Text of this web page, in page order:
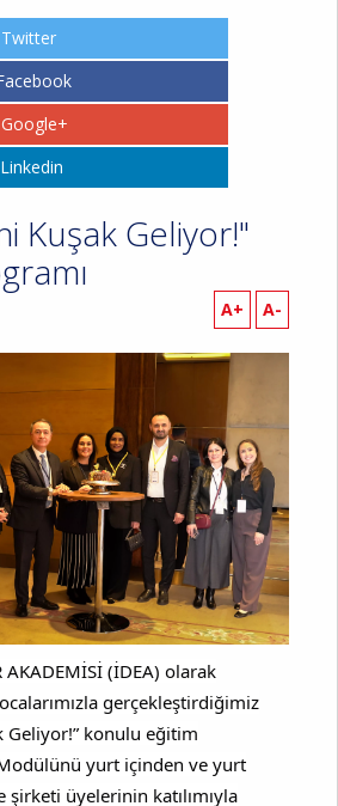
Kuşak Geliyor!"
A+ A-
AKADEMİSİ (İDEA) olarak
gerçekleştirdiğimiz
Geliyor!” konulu eğitim
yurt içinden ve yurt
şirketi üyelerinin katılımıyla